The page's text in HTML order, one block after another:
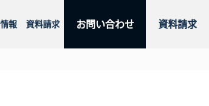
報 資料請求 お問い合わせ 資料請求